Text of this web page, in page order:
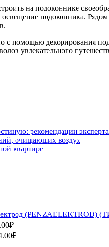
на подоконнике
освещение подоконника.
с помощью декорирования
увлекательного
рекомендации эксперта
очищающих воздух
квартире
(PENZAELEKTROD)
₽
₽